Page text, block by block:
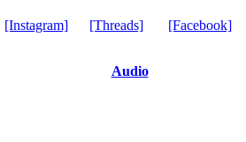
[Instagram] [Threads] [Facebook]
Audio